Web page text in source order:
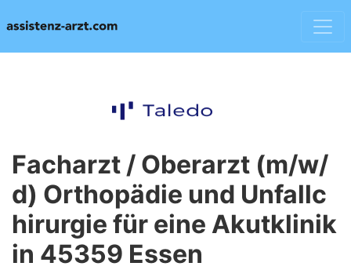
Facharzt / Oberarzt (m/w/
d) Orthopädie und Unfallc
hirurgie für eine Akutklinik
in 45359 Essen